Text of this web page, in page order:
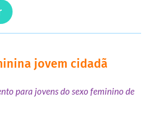
jovem cidadã
para jovens do sexo feminino de